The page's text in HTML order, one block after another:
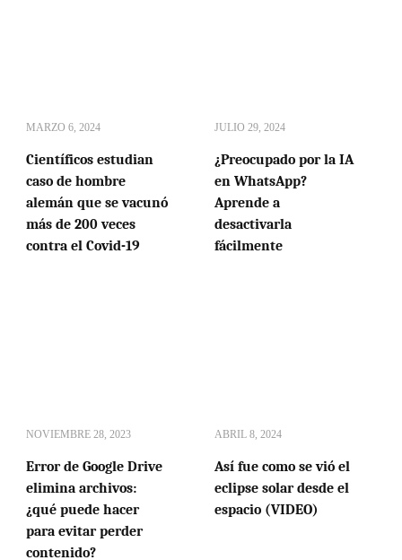
MARZO 6, 2024
Científicos estudian
caso de hombre
alemán que se vacunó
más de 200 veces
contra el Covid-19
JULIO 29, 2024
¿Preocupado por la IA
en WhatsApp?
Aprende a
desactivarla
fácilmente
NOVIEMBRE 28, 2023
Error de Google Drive
elimina archivos:
¿qué puede hacer
para evitar perder
contenido?
ABRIL 8, 2024
Así fue como se vió el
eclipse solar desde el
espacio (VIDEO)